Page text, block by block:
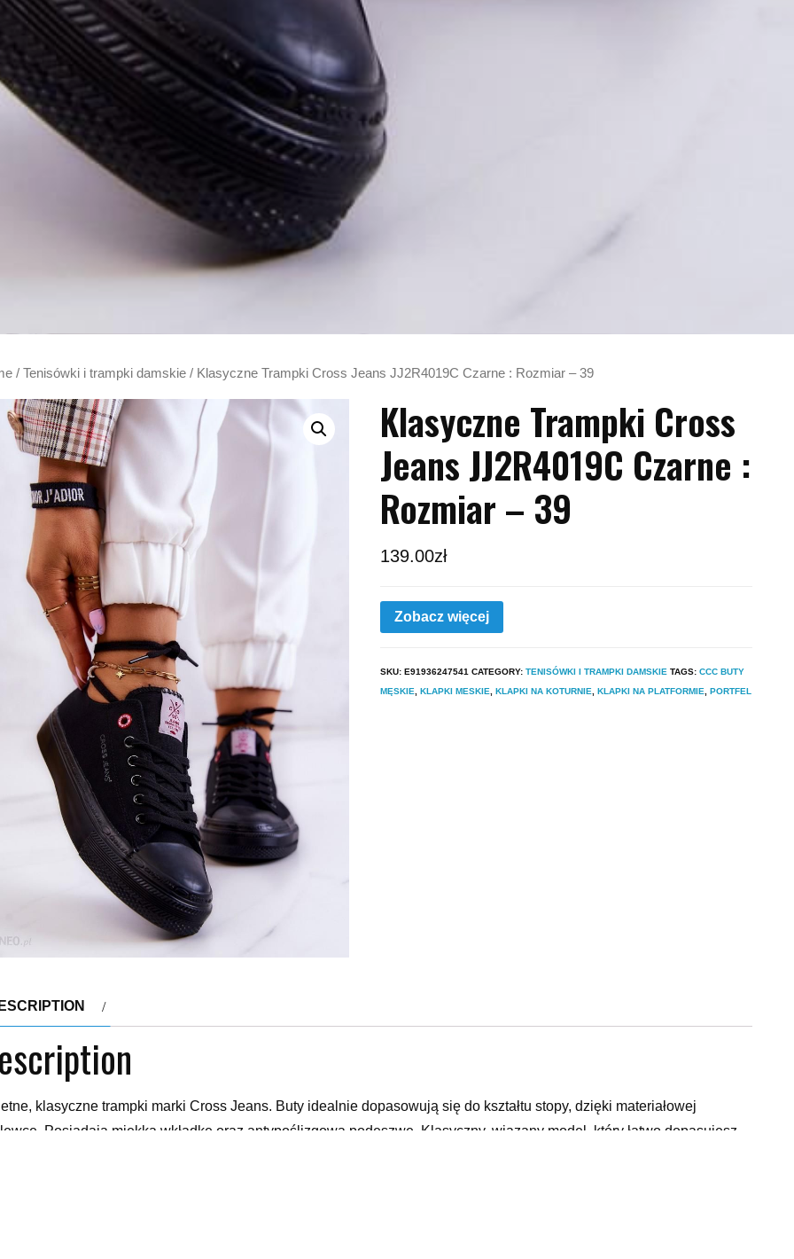
/ Tenisówki i trampki damskie / Klasyczne Trampki Cross Jeans JJ2R4019C Czarne : Rozmiar – 39
Klasyczne Trampki Cross
Jeans JJ2R4019C Czarne :
Rozmiar – 39
139.00zł
Zobacz więcej
SKU: E91936247541 CATEGORY: TENISÓWKI I TRAMPKI DAMSKIE TAGS: CCC BUTY
MĘSKIE
KLAPKI MESKIE KLAPKI NA KOTURNIE KLAPKI NA PLATFORMIE PORTFEL
klasyczne trampki marki Cross Jeans. Buty idealnie dopasowują się do kształtu stopy, dzięki materiałowej
Posiadają miękką wkładkę oraz antypoślizgową podeszwę. Klasyczny, wiązany model, który łatwo dopasujesz